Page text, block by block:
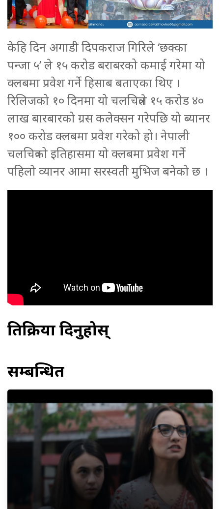
केहि दिन अगाडी दिपकराज गिरिले ‘छक्का
पन्जा ५’ ले १५ करोड बराबरको कमाई गरेमा यो
क्लबमा प्रवेश गर्ने हिसाब बताएका थिए ।
रिलिजको १० दिनमा यो चलचित्रले १५ करोड ४०
लाख बारबारको ग्रस कलेक्सन गरेपछि यो ब्यानर
१०० करोड क्लबमा प्रवेश गरेको हो। नेपाली
चलचित्रको इतिहासमा यो क्लबमा प्रवेश गर्ने
पहिलो व्यानर आमा सरस्वती मुभिज बनेको छ ।
प्रतिक्रिया दिनुहोस्
सम्बन्धित